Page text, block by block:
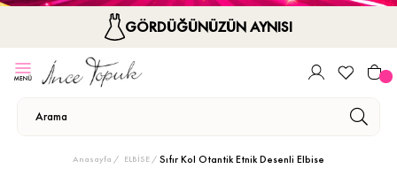
GÖRDÜĞÜNÜZÜN AYNISI
Anasayfa ELBİSE Sıfır Kol Otantik Etnik Desenli Elbise